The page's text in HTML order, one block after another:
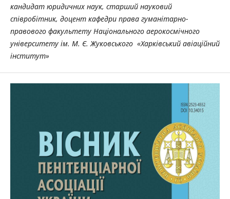
кандидат юридичних наук, старший науковий
співробітник, доцент кафедри права гуманітарно-
правового факультету Національного аерокосмічного
університету ім. М. Є. Жуковського «Харківський авіаційний
інститут»